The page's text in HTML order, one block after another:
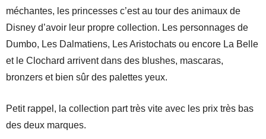
méchantes, les princesses c’est au tour des animaux de
Disney d’avoir leur propre collection. Les personnages de
Dumbo, Les Dalmatiens, Les Aristochats ou encore La Belle
et le Clochard arrivent dans des blushes, mascaras,
bronzers et bien sûr des palettes yeux.
Petit rappel, la collection part très vite avec les prix très bas
des deux marques.